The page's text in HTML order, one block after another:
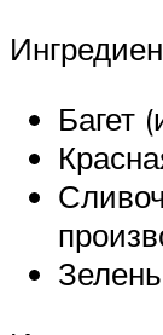
Багет